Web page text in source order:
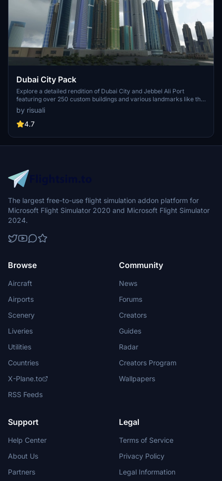
Dubai City Pack
Explore a detailed rendition of Dubai City and Jebbel Ali Port
featuring over 250 custom buildings and various landmarks like the
iconic hotels and tourist attractions. While focusing on enhancing
the daytime visuals, this pack offers improved textures for select
buildings, promising a refreshing experience for simmers.
to address previous elevation issues, ensuring a more immersive
flight into this dynamic cityscape.
by risuali
4.7
The largest free-to-use flight simulation addon platform for
Microsoft Flight Simulator 2020 and Microsoft Flight Simulator
2024.
Browse
Aircraft
Airports
Scenery
Liveries
Utilities
Countries
X-Plane.to
RSS Feeds
Community
News
Forums
Creators
Guides
Radar
Creators Program
Wallpapers
Support
Help Center
About Us
Partners
Legal
Terms of Service
Privacy Policy
Legal Information